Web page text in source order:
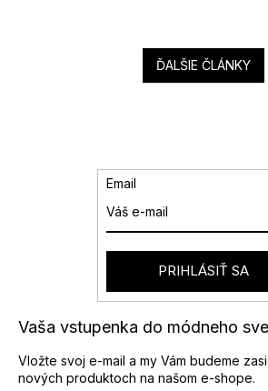
ĎALŠIE ČLÁNKY
Vaša vstupenka do módneho
Vložte svoj e-mail a my Vám budeme
nových produktoch na našom e-shope.
Email
PRIHLÁSIŤ SA